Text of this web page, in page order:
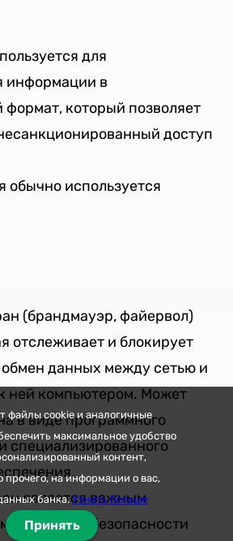
файлы cookie и аналогичные
максимальное удобство
контент,
прочего, на информации о вас,
банка.Узнать больше
Принять
для
информации в
который позволяет
доступ
используется
(брандмауэр, файервол)
отслеживает и блокирует
данных между сетью и
ней компьютером. Может
в виде программного
специализированного
является важным
безопасности